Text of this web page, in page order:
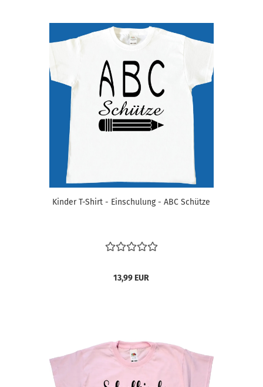
Kinder T-Shirt - Einschulung - ABC Schütze
13,99 EUR